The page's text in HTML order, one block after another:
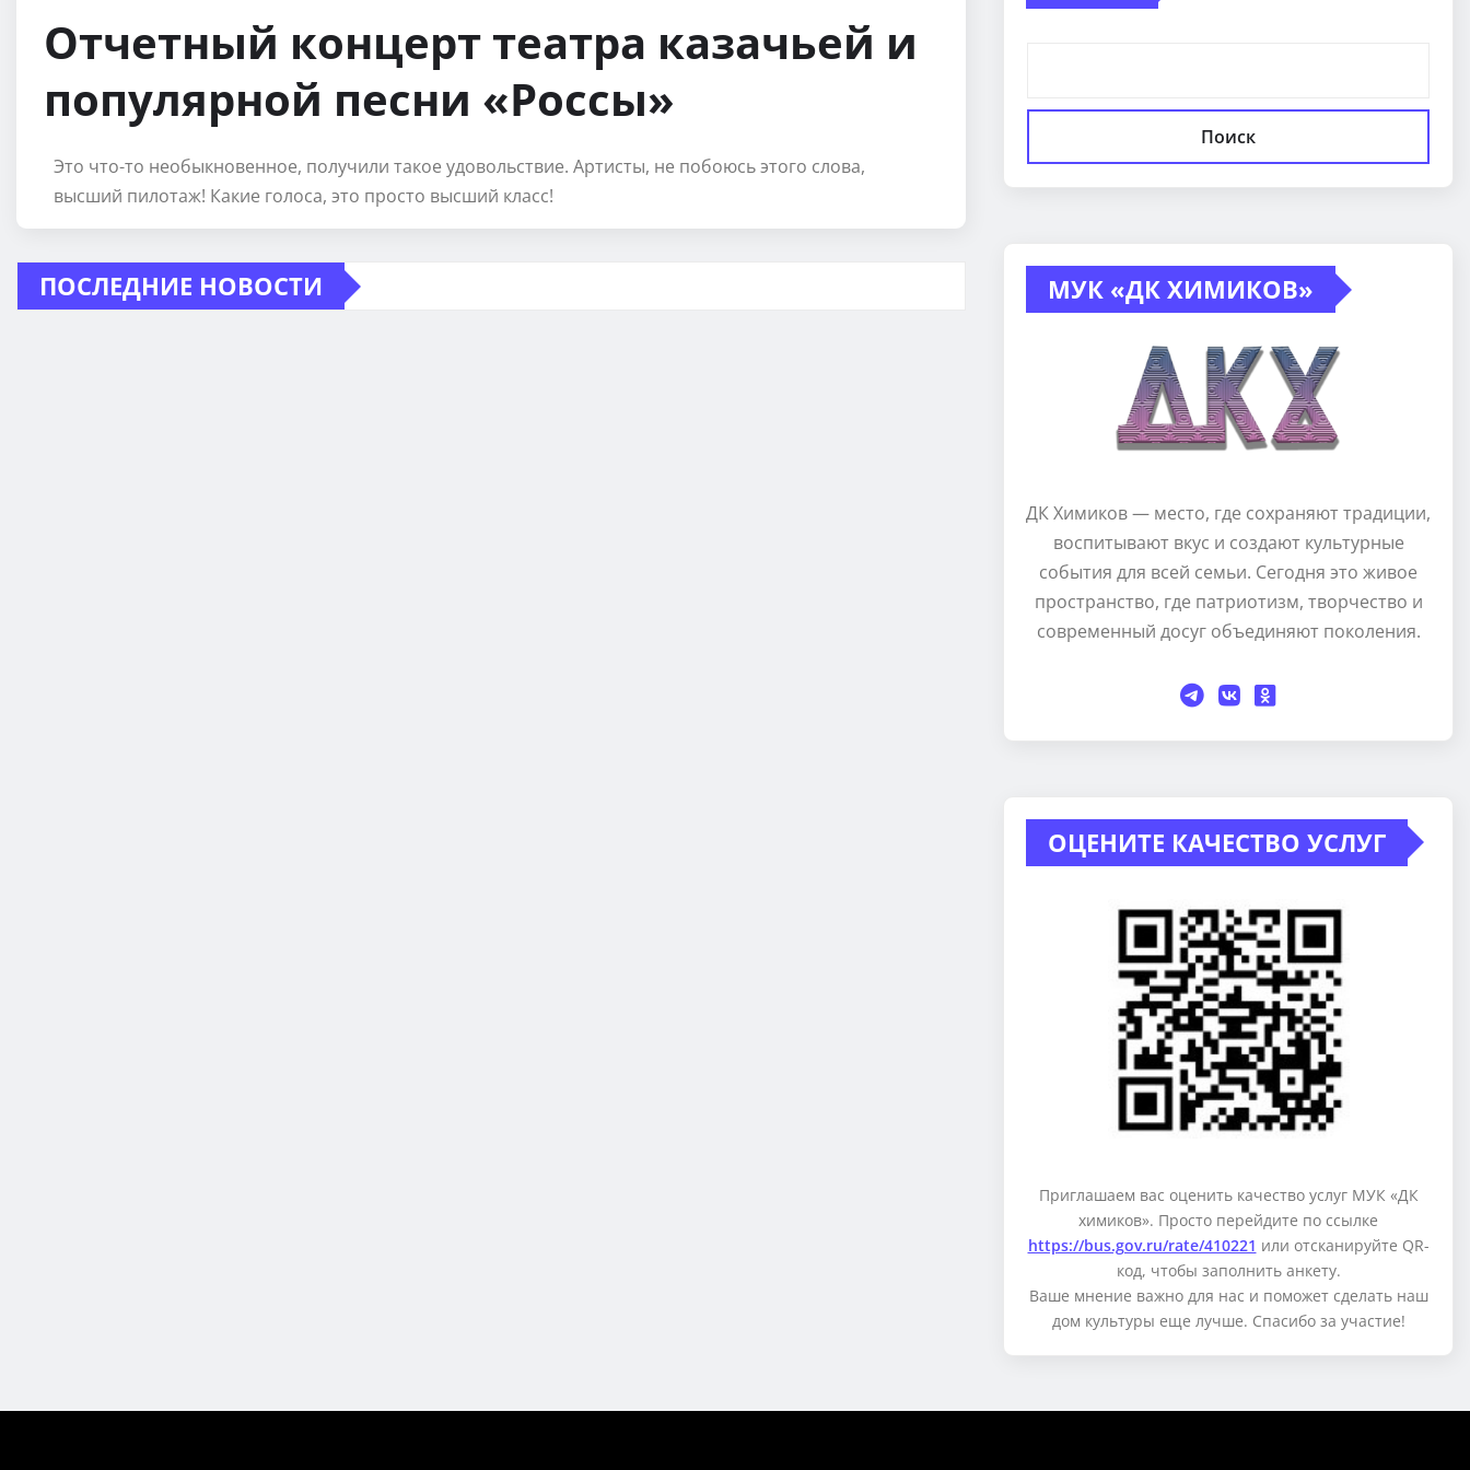
Отчетный концерт театра казачьей и
популярной песни «Россы»
Это что-то необыкновенное, получили такое удовольствие. Артисты, не побоюсь этого слова,
высший пилотаж! Какие голоса, это просто высший класс!
ПОСЛЕДНИЕ НОВОСТИ
Поиск
МУК «ДК ХИМИКОВ»
ДК Химиков — место, где сохраняют традиции,
воспитывают вкус и создают культурные
события для всей семьи. Сегодня это живое
пространство, где патриотизм, творчество и
современный досуг объединяют поколения.
ОЦЕНИТЕ КАЧЕСТВО УСЛУГ
Приглашаем вас оценить качество услуг МУК «ДК
химиков». Просто перейдите по ссылке
https://bus.gov.ru/rate/410221 или отсканируйте QR-
код, чтобы заполнить анкету.
Ваше мнение важно для нас и поможет сделать наш
дом культуры еще лучше. Спасибо за участие!